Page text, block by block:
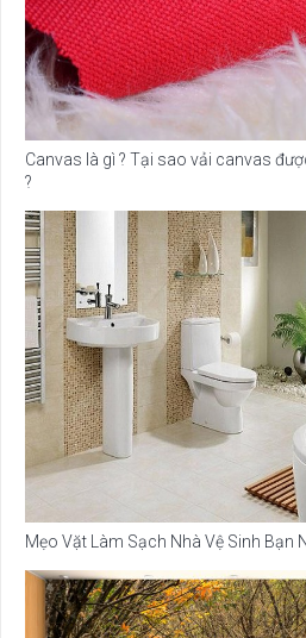
Canvas là gì ? Tại sao vải canvas
?
Mẹo Vặt Làm Sạch Nhà Vệ Sinh Bạn